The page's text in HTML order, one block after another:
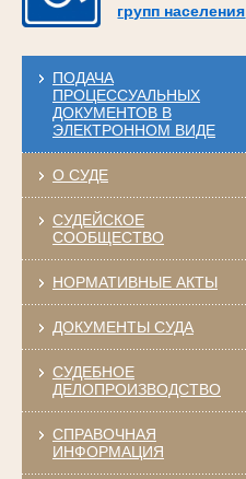
групп населения
ПОДАЧА
ПРОЦЕССУАЛЬНЫХ
ДОКУМЕНТОВ В
ЭЛЕКТРОННОМ ВИДЕ
О СУДЕ
СУДЕЙСКОЕ
СООБЩЕСТВО
НОРМАТИВНЫЕ АКТЫ
ДОКУМЕНТЫ СУДА
СУДЕБНОЕ
ДЕЛОПРОИЗВОДСТВО
СПРАВОЧНАЯ
ИНФОРМАЦИЯ